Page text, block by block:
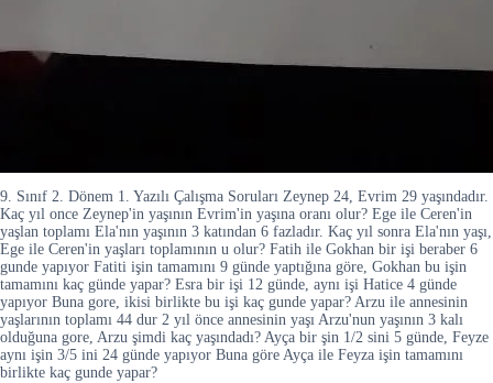
9. Sınıf 2. Dönem 1. Yazılı Çalışma Soruları Zeynep 24, Evrim 29 yaşındadır.
Kaç yıl once Zeynep'in yaşının Evrim'in yaşına oranı olur? Ege ile Ceren'in
yaşlan toplamı Ela'nın yaşının 3 katından 6 fazladır. Kaç yıl sonra Ela'nın yaşı,
Ege ile Ceren'in yaşları toplamının u olur? Fatih ile Gokhan bir işi beraber 6
gunde yapıyor Fatiti işin tamamını 9 günde yaptığına göre, Gokhan bu işin
tamamını kaç günde yapar? Esra bir işi 12 günde, aynı işi Hatice 4 günde
yapıyor Buna gore, ikisi birlikte bu işi kaç gunde yapar? Arzu ile annesinin
yaşlarının toplamı 44 dur 2 yıl önce annesinin yaşı Arzu'nun yaşının 3 kalı
olduğuna gore, Arzu şimdi kaç yaşındadı? Ayça bir şin 1/2 sini 5 günde, Feyze
aynı işin 3/5 ini 24 günde yapıyor Buna göre Ayça ile Feyza işin tamamını
birlikte kaç gunde yapar?